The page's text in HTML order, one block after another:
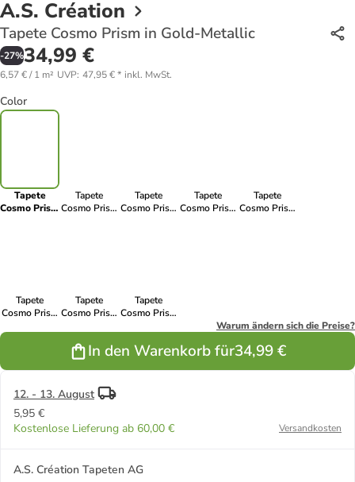
A.S. Création
Tapete Cosmo Prism in Gold-Metallic
-27%34,99 €
6,57 € / 1 m² UVP: 47,95 €* inkl. MwSt.
Color
Tapete
Cosmo Prism
Tapete
Cosmo Prism
Tapete
Cosmo Prism
Tapete
Cosmo Prism
Tapete
Cosmo Prism
Tapete
Cosmo Prism
Tapete
Cosmo Prism
Tapete
Cosmo Prism
Warum ändern sich die Preise?
In den Warenkorb für34,99 €
12. - 13. August
5,95 €
Kostenlose Lieferung ab 60,00 €
Versandkosten
A.S. Création Tapeten AG